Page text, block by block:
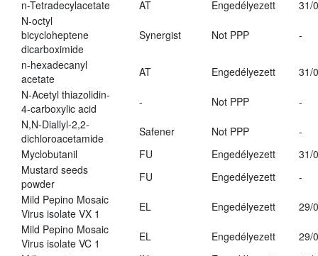
n-Tetradecylacetate
AT Engedélyezett
31/
N-octyl
bicycloheptene
dicarboximide
Synergist Not PPP -
n-hexadecanyl
acetate
AT Engedélyezett
31/
N-Acetyl thiazolidin-
4-carboxylic acid
- Not PPP
-
N,N-Diallyl-2,2-
dichloroacetamide
Safener Not PPP
-
Myclobutanil
FU Engedélyezett
31/
Mustard seeds
powder
FU Engedélyezett
-
Mild Pepino Mosaic
Virus isolate VX 1
EL Engedélyezett
29/
Mild Pepino Mosaic
Virus isolate VC 1
EL Engedélyezett
29/